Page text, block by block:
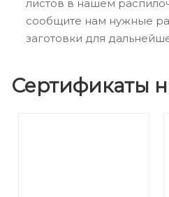
листов в нашем
сообщите нам нужные
заготовки для
Сертификаты